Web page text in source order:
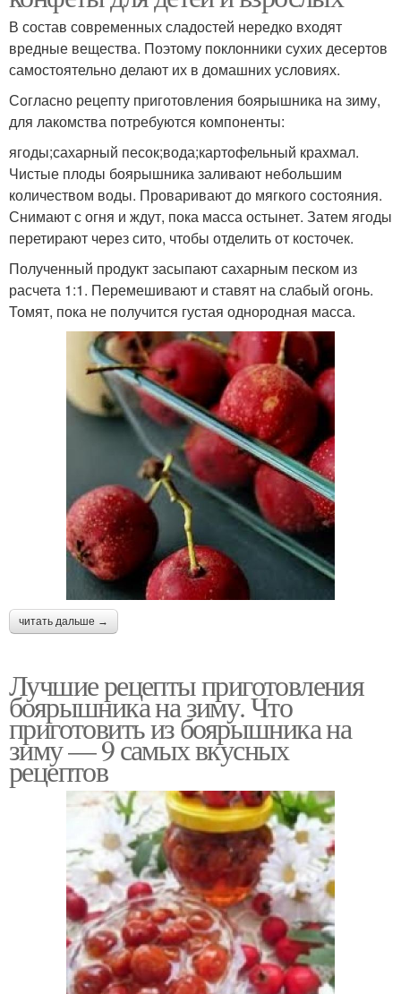
В состав современных сладостей нередко входят
вредные вещества. Поэтому поклонники сухих десертов
самостоятельно делают их в домашних условиях.
Согласно рецепту приготовления боярышника на зиму,
для лакомства потребуются компоненты:
ягоды;сахарный песок;вода;картофельный крахмал.
Чистые плоды боярышника заливают небольшим
количеством воды. Проваривают до мягкого состояния.
Снимают с огня и ждут, пока масса остынет. Затем ягоды
перетирают через сито, чтобы отделить от косточек.
Полученный продукт засыпают сахарным песком из
расчета 1:1. Перемешивают и ставят на слабый огонь.
Томят, пока не получится густая однородная масса.
читать дальше →
Лучшие рецепты приготовления
боярышника на зиму. Что
приготовить из боярышника на
зиму — 9 самых вкусных
рецептов